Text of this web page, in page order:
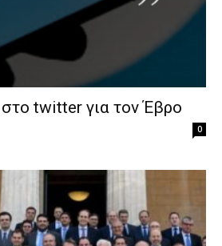
twitter για τον Έβρο
0